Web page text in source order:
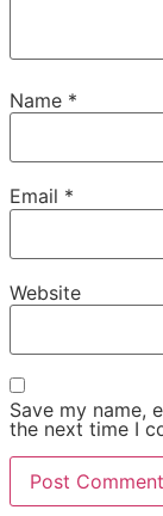
Name *
Email *
Website
Save my name,
the next time I